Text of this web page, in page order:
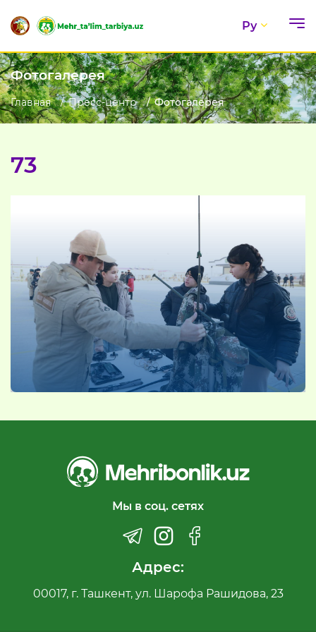
Ру
Фотогалерея
Главная Пресс-центр Фотогалерея
73
Мы в соц. сетях
Адрес:
00017, г. Ташкент, ул. Шарофа Рашидова, 23